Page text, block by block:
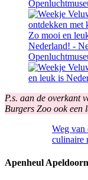
P.s. aan de overkant
Burgers Zoo ook een
Weg van
culinaire
Apenheul Apeldoorn